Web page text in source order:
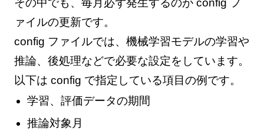
その中でも、毎月必ず発生するのが config フ
ァイルの更新です。
config ファイルでは、機械学習モデルの学習や
推論、後処理などで必要な設定をしています。
以下は config で指定している項目の例です。
学習、評価データの期間
推論対象月